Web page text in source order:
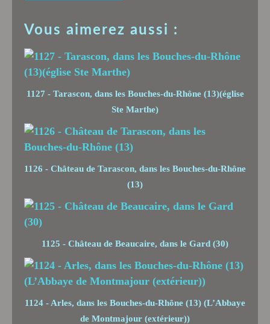
Vous aimerez aussi :
1127 - Tarascon, dans les Bouches-du-Rhône (13)(église
Ste Marthe)
1126 - Château de Tarascon, dans les Bouches-du-Rhône
(13)
1125 - Château de Beaucaire, dans le Gard (30)
1124 - Arles, dans les Bouches-du-Rhône (13) (L’Abbaye
de Montmajour (extérieur))